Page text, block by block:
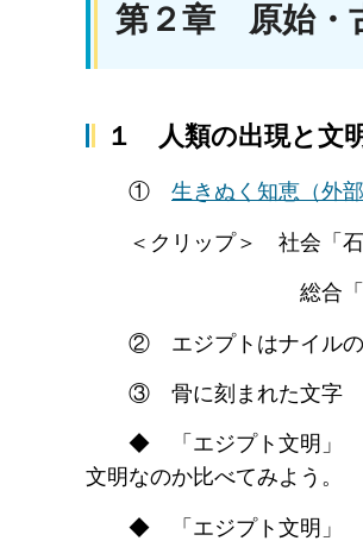
第２章 原始・
１ 人類の出現と文
① 生きぬく知恵 （外
＜クリップ＞ 社会「
総合「氷期 人
② エジプトはナイルの
③ 骨に刻まれた文字
◆ 「エジプト文明」 「
文明なのか比べてみよう。
◆ 「エジプト文明」 「